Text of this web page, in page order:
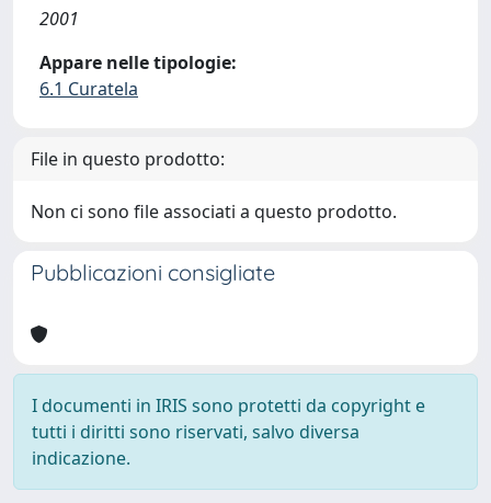
2001
Appare nelle tipologie:
6.1 Curatela
File in questo prodotto:
Non ci sono file associati a questo prodotto.
Pubblicazioni consigliate
I documenti in IRIS sono protetti da copyright e
tutti i diritti sono riservati, salvo diversa
indicazione.